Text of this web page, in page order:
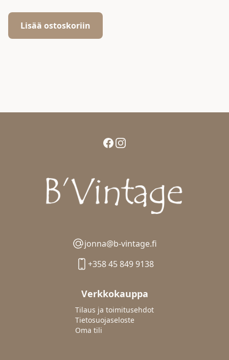
Lisää ostoskoriin
Facebook
Instagram
jonna@b-vintage.fi
+358 45 849 9138
Verkkokauppa
Tilaus ja toimitusehdot
Tietosuojaseloste
Oma tili